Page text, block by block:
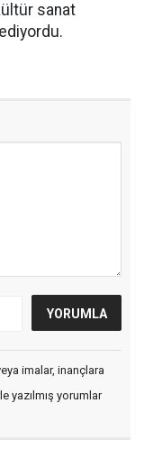
sanat
imalar, inançlara
yazılmış yorumlar